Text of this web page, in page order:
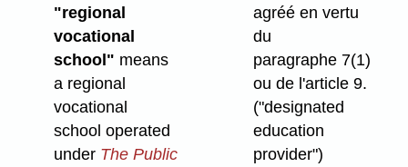
"regional
vocational
school" means
a regional
vocational
school operated
under The Public
agréé en vertu
du
paragraphe 7(1)
ou de l'article 9.
("designated
education
provider")